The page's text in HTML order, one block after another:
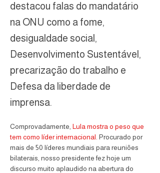
destacou falas do mandatário
na ONU como a fome,
desigualdade social,
Desenvolvimento Sustentável,
precarização do trabalho e
Defesa da liberdade de
imprensa.
Comprovadamente, Lula mostra o peso que
tem como líder internacional. Procurado por
mais de 50 líderes mundiais para reuniões
bilaterais, nosso presidente fez hoje um
discurso muito aplaudido na abertura do